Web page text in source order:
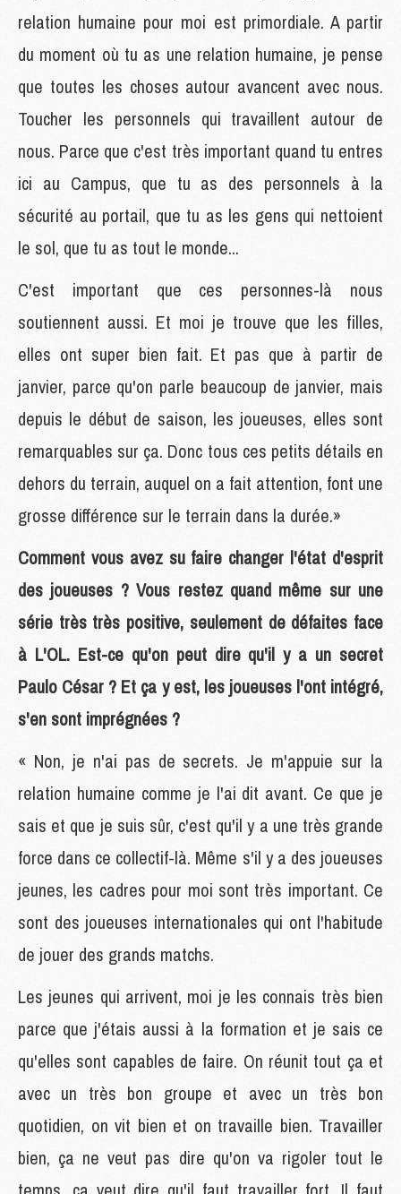
relation humaine pour moi est primordiale. A partir
du moment où tu as une relation humaine, je pense
que toutes les choses autour avancent avec nous.
Toucher les personnels qui travaillent autour de
nous. Parce que c'est très important quand tu entres
ici au Campus, que tu as des personnels à la
sécurité au portail, que tu as les gens qui nettoient
le sol, que tu as tout le monde...
C'est important que ces personnes-là nous
soutiennent aussi. Et moi je trouve que les filles,
elles ont super bien fait. Et pas que à partir de
janvier, parce qu'on parle beaucoup de janvier, mais
depuis le début de saison, les joueuses, elles sont
remarquables sur ça. Donc tous ces petits détails en
dehors du terrain, auquel on a fait attention, font une
grosse différence sur le terrain dans la durée.»
Comment vous avez su faire changer l'état d'esprit
des joueuses ? Vous restez quand même sur une
série très très positive, seulement de défaites face
à L'OL. Est-ce qu'on peut dire qu'il y a un secret
Paulo César ? Et ça y est, les joueuses l'ont intégré,
s'en sont imprégnées ?
« Non, je n'ai pas de secrets. Je m'appuie sur la
relation humaine comme je l'ai dit avant. Ce que je
sais et que je suis sûr, c'est qu'il y a une très grande
force dans ce collectif-là. Même s'il y a des joueuses
jeunes, les cadres pour moi sont très important. Ce
sont des joueuses internationales qui ont l'habitude
de jouer des grands matchs.
Les jeunes qui arrivent, moi je les connais très bien
parce que j'étais aussi à la formation et je sais ce
qu'elles sont capables de faire. On réunit tout ça et
avec un très bon groupe et avec un très bon
quotidien, on vit bien et on travaille bien. Travailler
bien, ça ne veut pas dire qu'on va rigoler tout le